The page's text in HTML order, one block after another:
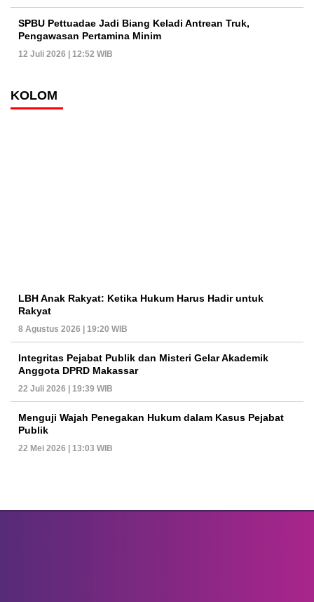
SPBU Pettuadae Jadi Biang Keladi Antrean Truk,
Pengawasan Pertamina Minim
12 Juli 2026 | 12:52 WIB
KOLOM
LBH Anak Rakyat: Ketika Hukum Harus Hadir untuk
Rakyat
8 Agustus 2026 | 19:20 WIB
Integritas Pejabat Publik dan Misteri Gelar Akademik
Anggota DPRD Makassar
22 Juli 2026 | 19:39 WIB
Menguji Wajah Penegakan Hukum dalam Kasus Pejabat
Publik
22 Mei 2026 | 13:03 WIB